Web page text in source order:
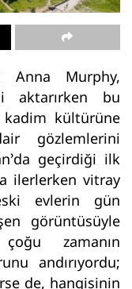
Murphy,
aktarırken bu
kadim kültürüne
gözlemlerini
geçirdiği ilk
ilerlerken vitray
evlerin gün
görüntüsüyle
zamanın
andırıyordu;
de, hangisinin